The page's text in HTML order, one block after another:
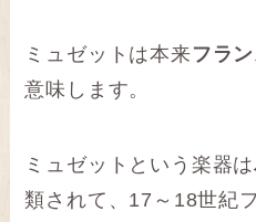
ミュゼットは本来フラ
意味します。
ミュゼットという楽器は
類されて、17～18世紀